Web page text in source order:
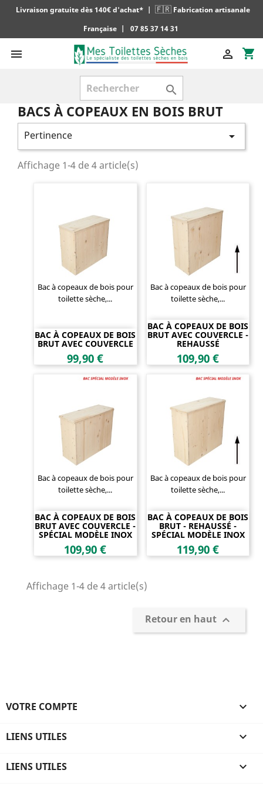
Livraison gratuite dès 140€ d'achat* | 🇫🇷 Fabrication artisanale
Française | 07 85 37 14 31
 shopping_cart


BACS À COPEAUX EN BOIS BRUT
Pertinence 
Affichage 1-4 de 4 article(s)
Bac à copeaux de bois pour
toilette sèche,...
BAC À COPEAUX DE BOIS
BRUT AVEC COUVERCLE
Prix
99,90 €
Bac à copeaux de bois pour
toilette sèche,...
BAC À COPEAUX DE BOIS
BRUT AVEC COUVERCLE -
REHAUSSÉ
Prix
109,90 €
Bac à copeaux de bois pour
toilette sèche,...
BAC À COPEAUX DE BOIS
BRUT AVEC COUVERCLE -
SPÉCIAL MODÈLE INOX
Prix
109,90 €
Bac à copeaux de bois pour
toilette sèche,...
BAC À COPEAUX DE BOIS
BRUT - REHAUSSÉ -
SPÉCIAL MODÈLE INOX
Prix
119,90 €
Affichage 1-4 de 4 article(s)
Retour en haut 
VOTRE COMPTE 
LIENS UTILES 
LIENS UTILES 